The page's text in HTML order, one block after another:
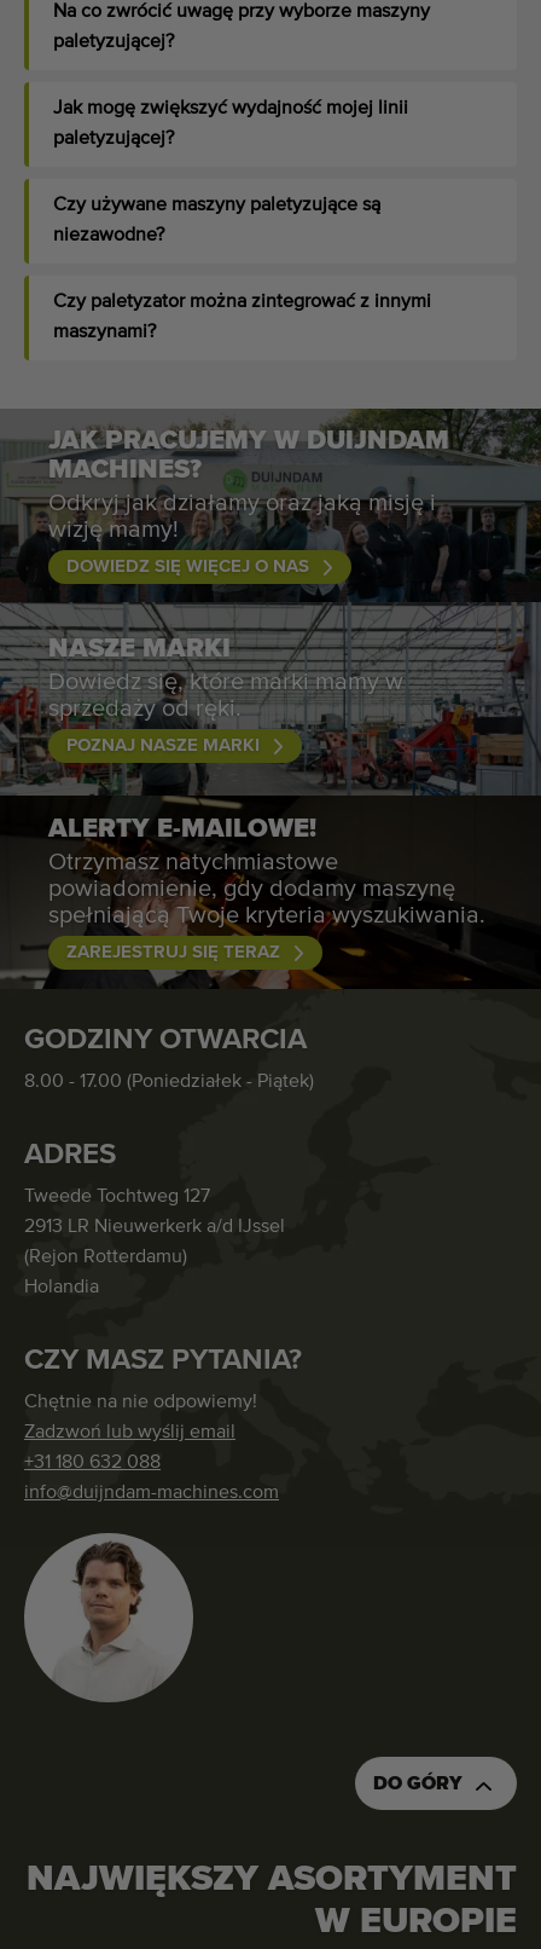
Na co zwrócić uwagę przy wyborze maszyny
paletyzującej?
Jak mogę zwiększyć wydajność mojej linii
paletyzującej?
Czy używane maszyny paletyzujące są
niezawodne?
Czy paletyzator można zintegrować z innymi
maszynami?
JAK PRACUJEMY W DUIJNDAM
MACHINES?
Odkryj jak działamy oraz jaką misję i
wizję mamy!
DOWIEDZ SIĘ WIĘCEJ O NAS
NASZE MARKI
Dowiedz się, które marki mamy w
sprzedaży od ręki.
POZNAJ NASZE MARKI
ALERTY E-MAILOWE!
Otrzymasz natychmiastowe
powiadomienie, gdy dodamy maszynę
spełniającą Twoje kryteria wyszukiwania.
ZAREJESTRUJ SIĘ TERAZ
GODZINY OTWARCIA
8.00 - 17.00 (Poniedziałek - Piątek)
ADRES
Tweede Tochtweg 127
2913 LR Nieuwerkerk a/d IJssel
(Rejon Rotterdamu)
Holandia
CZY MASZ PYTANIA?
Chętnie na nie odpowiemy!
Zadzwoń lub wyślij email
+31 180 632 088
info@duijndam-machines.com
DO GÓRY
NAJWIĘKSZY ASORTYMENT
W EUROPIE